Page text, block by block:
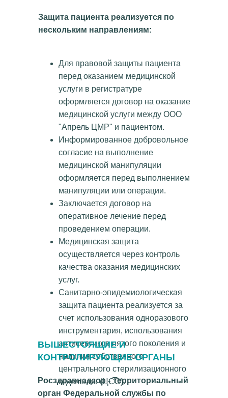
Росздравнадзор - Территориальный
орган Федеральной службы по
Защита пациента реализуется по
нескольким направлениям:
Для правовой защиты пациента
перед оказанием медицинской
услуги в регистратуре
оформляется договор на оказание
медицинской услуги между ООО
"Апрель ЦМР" и пациентом.
Информированное добровольное
согласие на выполнение
медицинской манипуляции
оформляется перед выполнением
манипуляции или операции.
Заключается договор на
оперативное лечение перед
проведением операции.
Медицинская защита
осуществляется через контроль
качества оказания медицинских
услуг.
Санитарно-эпидемиологическая
защита пациента реализуется за
счет использования одноразового
инструментария, использования
антисептиков пятого поколения и
наличия собственного
центрального стерилизационного
отделение (ЦСО).
ВЫШЕСТОЯЩИЕ И
КОНТРОЛИРУЮЩИЕ ОРГАНЫ